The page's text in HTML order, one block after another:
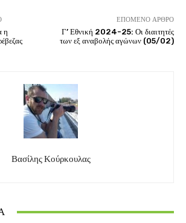
η
ΕΠΌΜΕΝΟ ΆΡΘΡΟ
Γ’ Εθνική 2024-25: Οι διαιτητές
των εξ αναβολής αγώνων (05/02)
Βασίλης Κούρκουλας